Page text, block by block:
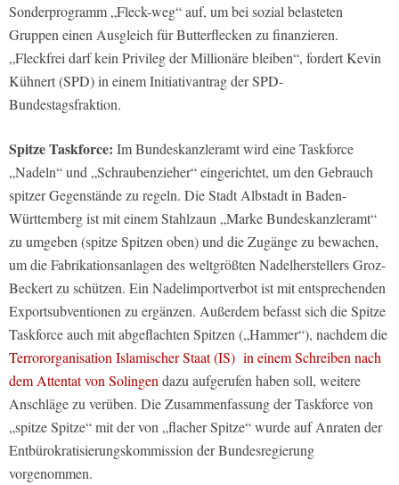
Sonderprogramm „Fleck-weg“ auf, um bei sozial belasteten
Gruppen einen Ausgleich für Butterflecken zu finanzieren.
„Fleckfrei darf kein Privileg der Millionäre bleiben“, fordert Kevin
Kühnert (SPD) in einem Initiativantrag der SPD-
Bundestagsfraktion.
Spitze Taskforce: Im Bundeskanzleramt wird eine Taskforce
„Nadeln“ und „Schraubenzieher“ eingerichtet, um den Gebrauch
spitzer Gegenstände zu regeln. Die Stadt Albstadt in Baden-
Württemberg ist mit einem Stahlzaun „Marke Bundeskanzleramt“
zu umgeben (spitze Spitzen oben) und die Zugänge zu bewachen,
um die Fabrikationsanlagen des weltgrößten Nadelherstellers Groz-
Beckert zu schützen. Ein Nadelimportverbot ist mit entsprechenden
Exportsubventionen zu ergänzen. Außerdem befasst sich die Spitze
Taskforce auch mit abgeflachten Spitzen („Hammer“), nachdem die
Terrororganisation Islamischer Staat (IS) in einem Schreiben nach
dem Attentat von Solingendazu aufgerufen haben soll, weitere
Anschläge zu verüben. Die Zusammenfassung der Taskforce von
„spitze Spitze“ mit der von „flacher Spitze“ wurde auf Anraten der
Entbürokratisierungskommission der Bundesregierung
vorgenommen.